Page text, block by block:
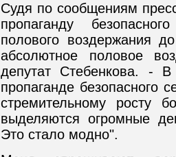
Судя по сообщениям
пропаганду
полового воздержания
абсолютное половое
депутат Стебенкова. -
пропаганде безопасного
стремительному росту
выделяются огромные
Это стало модно".